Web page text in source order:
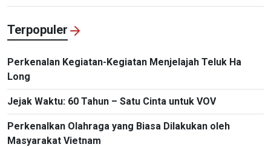
Terpopuler
Perkenalan Kegiatan-Kegiatan Menjelajah Teluk Ha
Long
Jejak Waktu: 60 Tahun – Satu Cinta untuk VOV
Perkenalkan Olahraga yang Biasa Dilakukan oleh
Masyarakat Vietnam